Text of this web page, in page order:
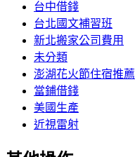
台中借錢
台北國文補習班
新北搬家公司費用
未分類
澎湖花火節住宿推薦
當鋪借錢
美國生產
近視雷射